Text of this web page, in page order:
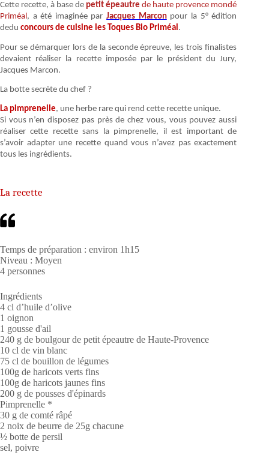
Cette recette, à base de petit épeautre de haute provence mondé
Priméal, a été imaginée parJacques Marcon pour la 5° édition
dedu concours de cuisine les Toques Bio Priméal.
Pour se démarquer lors de la seconde épreuve, les trois finalistes
devaient réaliser la recette imposée par le président du Jury,
Jacques Marcon.
La botte secrète du chef ?
La pimprenelle, une herbe rare qui rend cette recette unique.
Si vous n’en disposez pas près de chez vous, vous pouvez aussi
réaliser cette recette sans la pimprenelle, il est important de
s’avoir adapter une recette quand vous n’avez pas exactement
tous les ingrédients.
La recette
Temps de préparation : environ 1h15
Niveau : Moyen
4 personnes
Ingrédients
4 cl d’huile d’olive
1 oignon
1 gousse d'ail
240 g de boulgour de petit épeautre de Haute-Provence
10 cl de vin blanc
75 cl de bouillon de légumes
100g de haricots verts fins
100g de haricots jaunes fins
200 g de pousses d'épinards
Pimprenelle *
30 g de comté râpé
2 noix de beurre de 25g chacune
½ botte de persil
sel, poivre